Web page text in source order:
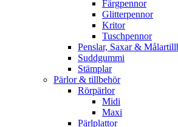
Färgpennor
Glitterpennor
Kritor
Tuschpennor
Penslar, Saxar &
Suddgummi
Stämplar
Pärlor & tillbehör
Rörpärlor
Midi
Maxi
Pärlplattor